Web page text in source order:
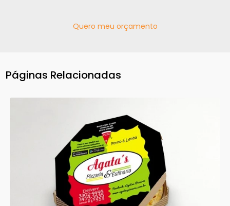
Quero meu orçamento
Páginas Relacionadas